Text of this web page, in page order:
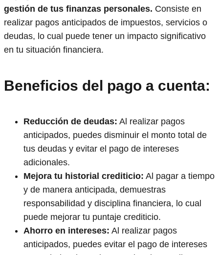
gestión de tus finanzas personales. Consiste en
realizar pagos anticipados de impuestos, servicios o
deudas, lo cual puede tener un impacto significativo
en tu situación financiera.
Beneficios del pago a cuenta:
Reducción de deudas: Al realizar pagos
anticipados, puedes disminuir el monto total de
tus deudas y evitar el pago de intereses
adicionales.
Mejora tu historial crediticio: Al pagar a tiempo
y de manera anticipada, demuestras
responsabilidad y disciplina financiera, lo cual
puede mejorar tu puntaje crediticio.
Ahorro en intereses: Al realizar pagos
anticipados, puedes evitar el pago de intereses